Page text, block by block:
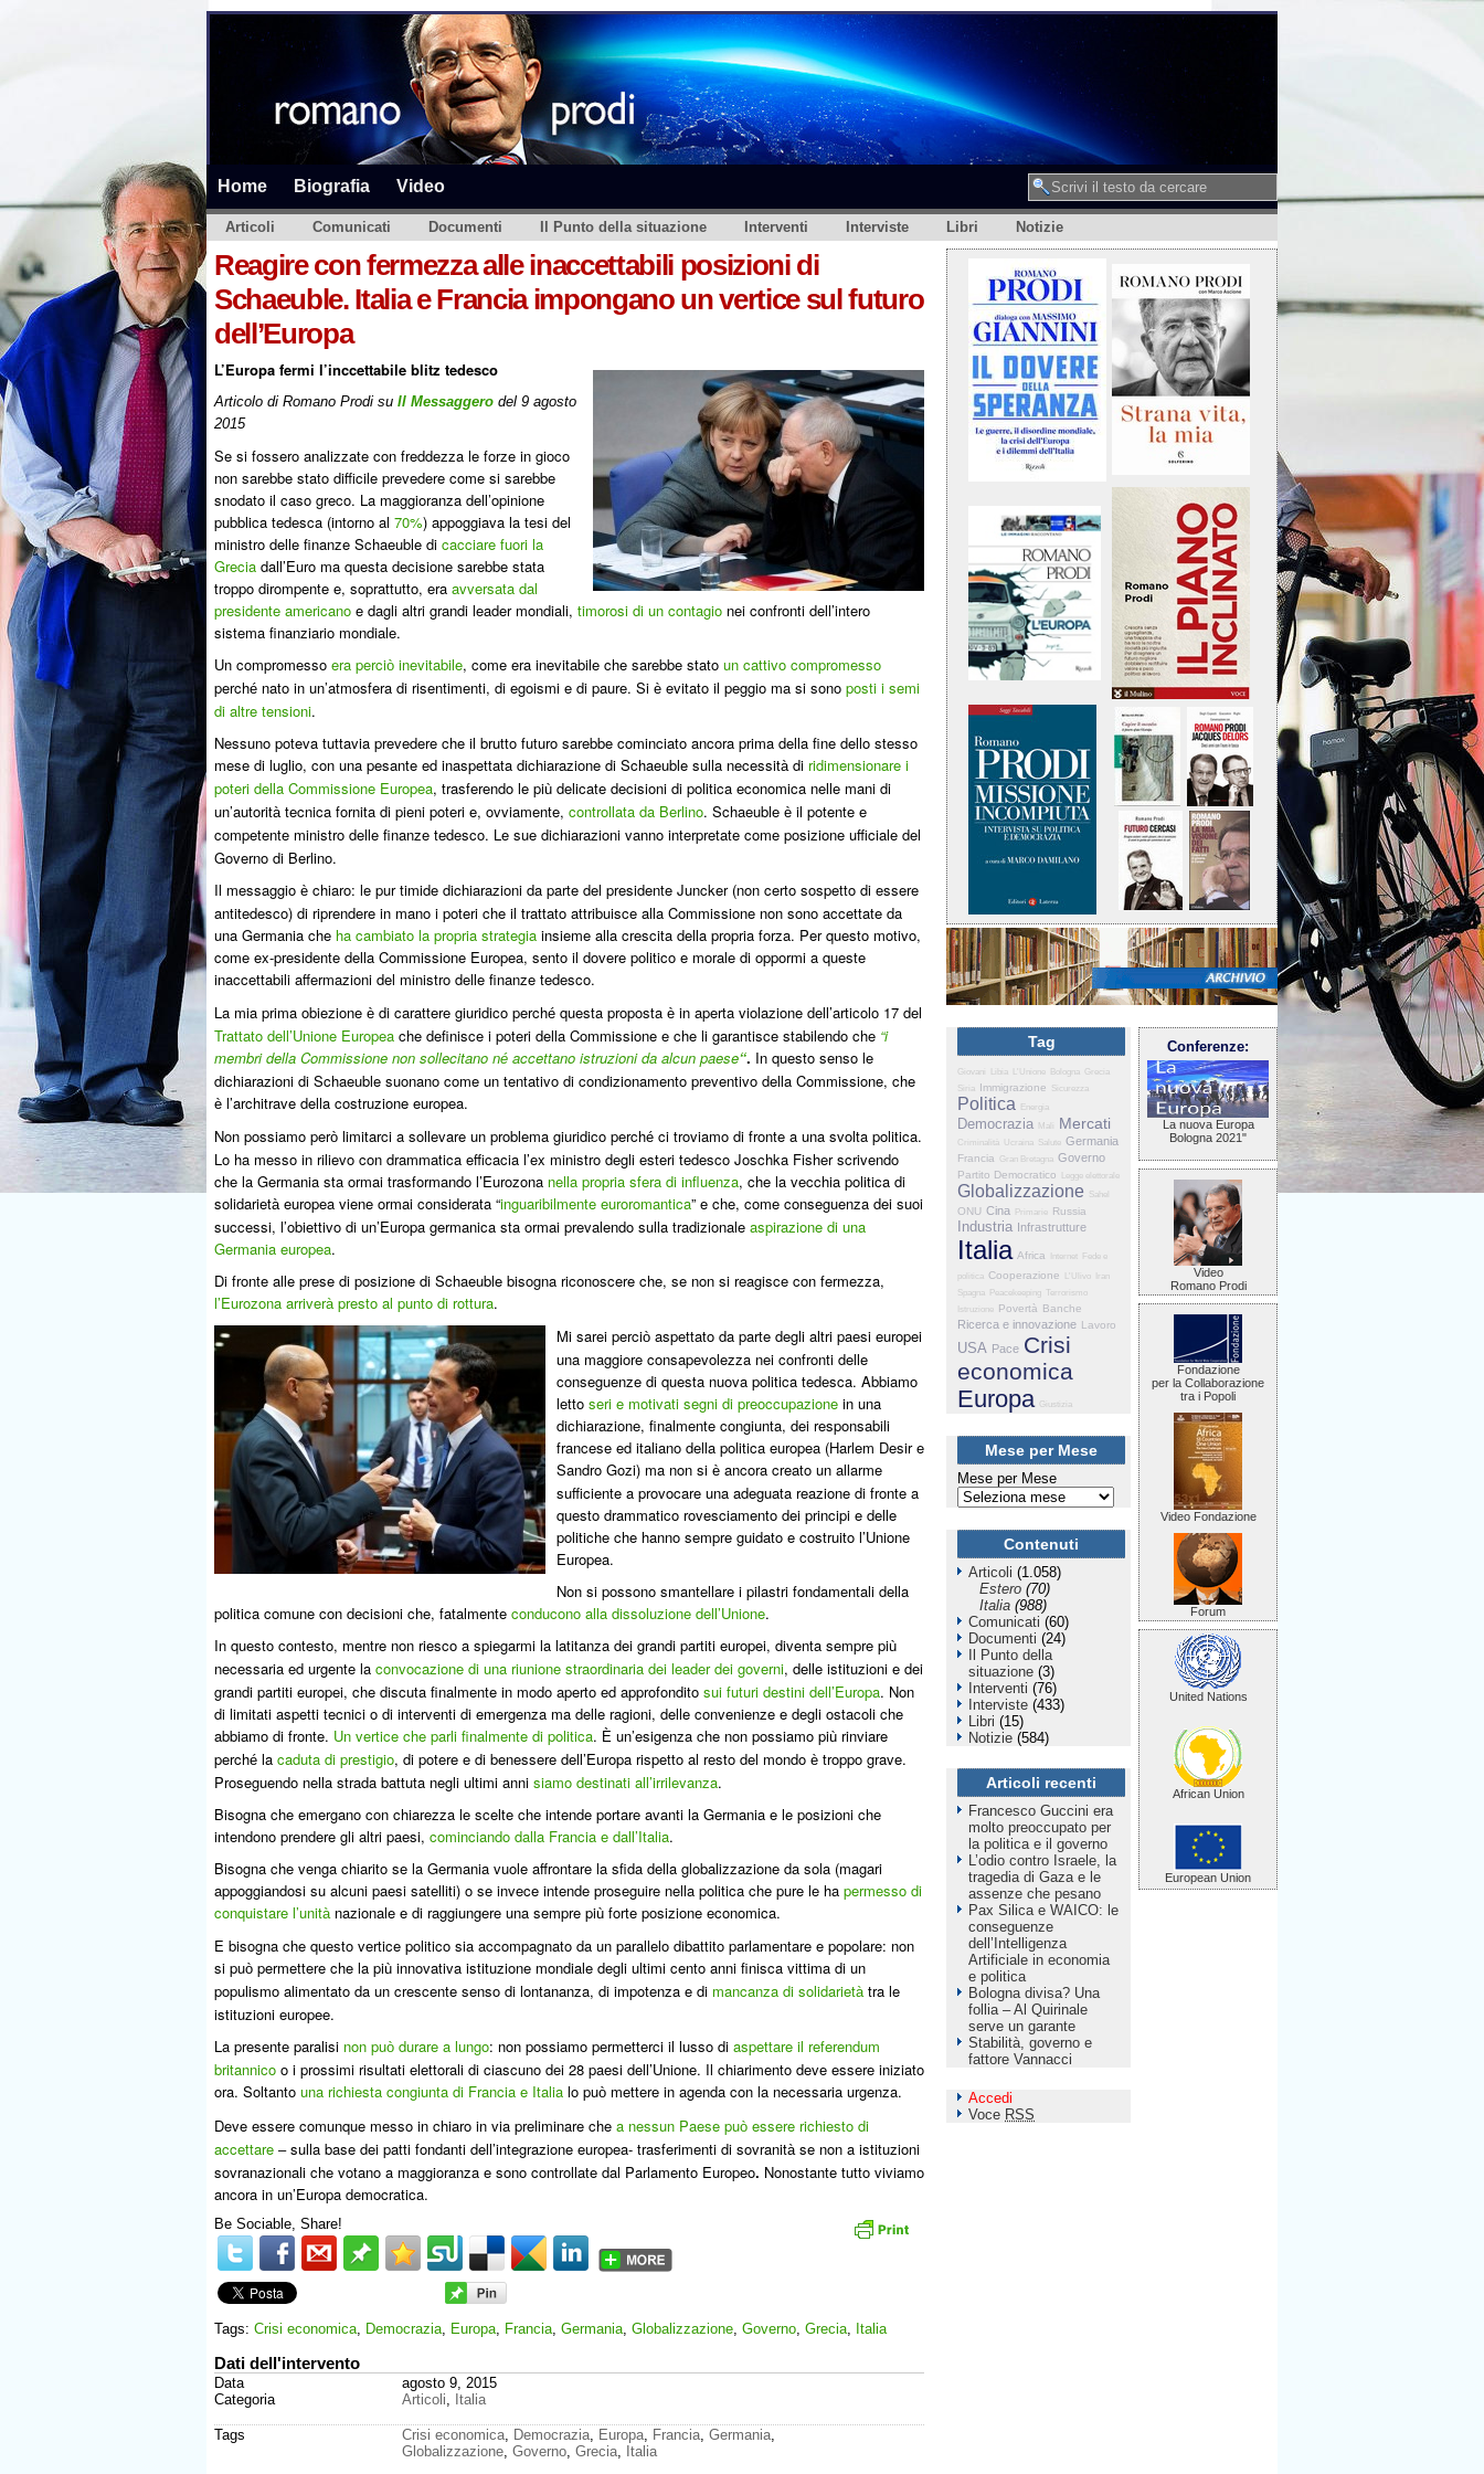
Home Biografia Video
Articoli Comunicati Documenti Il Punto della situazione Interventi Interviste Libri Notizie
Reagire con fermezza alle inaccettabili posizioni di
Schaeuble. Italia e Francia impongano un vertice sul futuro
dell’Europa
L’Europa fermi l’inccettabile blitz tedesco
Articolo di Romano Prodi su Il Messaggero del 9 agosto
2015
Se si fossero analizzate con freddezza le forze in gioco
non sarebbe stato difficile prevedere come si sarebbe
snodato il caso greco. La maggioranza dell’opinione
pubblica tedesca (intorno al 70%) appoggiava la tesi del
ministro delle finanze Schaeuble di cacciare fuori la
Grecia dall’Euro ma questa decisione sarebbe stata
troppo dirompente e, soprattutto, era avversata dal
presidente americano e dagli altri grandi leader mondiali, timorosi di un contagio nei confronti dell’intero
sistema finanziario mondiale.
Un compromesso era perciò inevitabile, come era inevitabile che sarebbe stato un cattivo compromesso
perché nato in un’atmosfera di risentimenti, di egoismi e di paure. Si è evitato il peggio ma si sono posti i semi
di altre tensioni.
Nessuno poteva tuttavia prevedere che il brutto futuro sarebbe cominciato ancora prima della fine dello stesso
mese di luglio, con una pesante ed inaspettata dichiarazione di Schaeuble sulla necessità di ridimensionare i
poteri della Commissione Europea, trasferendo le più delicate decisioni di politica economica nelle mani di
un’autoritàtecnica fornita di pieni poteri e, ovviamente, controllata da Berlino. Schaeuble è il potente e
competente ministro delle finanze tedesco. Le sue dichiarazioni vanno interpretate come posizione ufficiale del
Governo di Berlino.
Il messaggio è chiaro: le pur timide dichiarazioni da parte del presidente Juncker (non certo sospetto di essere
antitedesco) di riprendere in mano i poteri che il trattato attribuisce alla Commissione non sono accettate da
una Germania che ha cambiato la propria strategia insieme alla crescita della propria forza. Per questo motivo,
come ex-presidente della Commissione Europea, sento il dovere politico e morale di oppormi a queste
inaccettabili affermazioni del ministro delle finanze tedesco.
La mia prima obiezione è di carattere giuridico perché questa proposta è in aperta violazione dell’articolo 17 del
Trattato dell’Unione Europea che definisce i poteri della Commissione e che li garantisce stabilendo che “i
membri della Commissione non sollecitano né accettano istruzioni da alcun paese“. In questo senso le
dichiarazioni di Schaeuble suonano come un tentativo di condizionamento preventivo della Commissione, che
è l’architrave della costruzione europea.
Non possiamo però limitarci a sollevare un problema giuridico perché ci troviamo di fronte a una svolta politica.
Lo ha messo in rilievo con drammatica efficacia l’ex ministro degli esteri tedesco Joschka Fisher scrivendo
che la Germania sta ormai trasformando l’Eurozona nella propria sfera di influenza, che la vecchia politica di
solidarietà europea viene ormai considerata “inguaribilmente euroromantica” e che, come conseguenza dei suoi
successi, l’obiettivo di un’Europa germanica sta ormai prevalendo sulla tradizionale aspirazione di una
Germania europea.
Di fronte alle prese di posizione di Schaeuble bisogna riconoscere che, se non si reagisce con fermezza,
l’Eurozona arriverà presto al punto di rottura.
Mi sarei perciò aspettato da parte degli altri paesi europei
una maggiore consapevolezza nei confronti delle
conseguenze di questa nuova politica tedesca. Abbiamo
letto seri e motivati segni di preoccupazione in una
dichiarazione, finalmente congiunta, dei responsabili
francese ed italiano della politica europea (Harlem Desir e
Sandro Gozi) ma non si è ancora creato un allarme
sufficiente a provocare una adeguata reazione di fronte a
questo drammatico rovesciamento dei principi e delle
politiche che hanno sempre guidato e costruito l’Unione
Europea.
Non si possono smantellare i pilastri fondamentali della
politica comune con decisioni che, fatalmente conducono alla dissoluzione dell’Unione.
In questo contesto, mentre non riesco a spiegarmi la latitanza dei grandi partiti europei, diventa sempre più
necessaria ed urgente la convocazione di una riunione straordinaria dei leader dei governi, delle istituzioni e dei
grandi partiti europei, che discuta finalmente in modo aperto ed approfondito sui futuri destini dell’Europa. Non
di limitati aspetti tecnici o di interventi di emergenza ma delle ragioni, delle convenienze e degli ostacoli che
abbiamo di fronte. Un vertice che parli finalmente di politica. È un’esigenza che non possiamo più rinviare
perché la caduta di prestigio, di potere e di benessere dell’Europa rispetto al resto del mondo è troppo grave.
Proseguendo nella strada battuta negli ultimi anni siamo destinati all’irrilevanza.
Bisogna che emergano con chiarezza le scelte che intende portare avanti la Germania e le posizioni che
intendono prendere gli altri paesi, cominciando dalla Francia e dall’Italia.
Bisogna che venga chiarito se la Germania vuole affrontare la sfida della globalizzazione da sola (magari
appoggiandosi su alcuni paesi satelliti) o se invece intende proseguire nella politica che pure le ha permesso di
conquistare l’unità nazionale e di raggiungere una sempre più forte posizione economica.
E bisogna che questo vertice politico sia accompagnato da un parallelo dibattito parlamentare e popolare: non
si può permettere che la più innovativa istituzione mondiale degli ultimi cento anni finisca vittima di un
populismo alimentato da un crescente senso di lontananza, di impotenza e di mancanza di solidarietà tra le
istituzioni europee.
La presente paralisi non può durare a lungo: non possiamo permetterci il lusso di aspettare il referendum
britannico o i prossimi risultati elettorali di ciascuno dei 28 paesi dell’Unione. Il chiarimento deve essere iniziato
ora. Soltanto una richiesta congiunta di Francia e Italia lo può mettere in agenda con la necessaria urgenza.
Deve essere comunque messo in chiaro in via preliminare che a nessun Paese può essere richiesto di
accettare – sulla base dei patti fondanti dell’integrazione europea- trasferimenti di sovranità se non a istituzioni
sovranazionali che votano a maggioranza e sono controllate dal Parlamento Europeo. Nonostante tutto viviamo
ancora in un’Europa democratica.
Be Sociable, Share!
Tags: Crisi economica Democrazia Europa Francia Germania Globalizzazione Governo Grecia Italia
Dati dell'intervento
Data
Categoria
agosto 9, 2015
Articoli
Italia
Tags Crisi economica Democrazia Europa Francia Germania
Globalizzazione Governo Grecia Italia
Tag
Giovani Libia L'Unione Bologna
Grecia
Siria Immigrazione Sicurezza
Politica Energia
Democrazia Mali Mercati
Criminalità Ucraina Salute Germania
Francia Gran Bretagna Governo
Partito Democratico Legge elettorale
Globalizzazione Sahel
ONU Cina Primarie Russia
Industria Infrastrutture
Italia Africa Internet
Fede e
politica Cooperazione L'Ulivo
Iran
Spagna
Peacekeeping
Terrorismo
Istruzione Povertà Banche
Ricerca e innovazione Lavoro
USA Pace Crisi
economica
Europa Giustizia
Mese per Mese
Mese per Mese
Contenuti
Articoli (1.058)
Estero (70)
Italia (988)
Comunicati (60)
Documenti (24)
Il Punto della
situazione (3)
Interventi (76)
Interviste (433)
Libri (15)
Notizie (584)
Articoli recenti
Francesco Guccini era
molto preoccupato per
la politica e il governo
L’odio contro Israele, la
tragedia di Gaza e le
assenze che pesano
Pax Silica e WAICO: le
conseguenze
dell’Intelligenza
Artificiale in economia
e politica
Bologna divisa? Una
follia – Al Quirinale
serve un garante
Stabilità, governo e
fattore Vannacci
Accedi
Voce RSS
Conferenze:
La nuova Europa
Bologna 2021"
Video
Romano Prodi
Fondazione
per la Collaborazione
tra i Popoli
Video Fondazione
Forum
United Nations
African Union
European Union